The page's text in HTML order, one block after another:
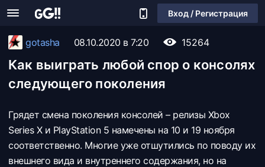
Вход / Регистрация
gotasha 08.10.2020 в 7:20 15264
Как выиграть любой спор о консолях
следующего поколения
Грядет смена поколения консолей – релизы Xbox
Series X и PlayStation 5 намечены на 10 и 19 ноября
соответственно. Многие уже отшутились по поводу их
внешнего вида и внутреннего содержания, но на